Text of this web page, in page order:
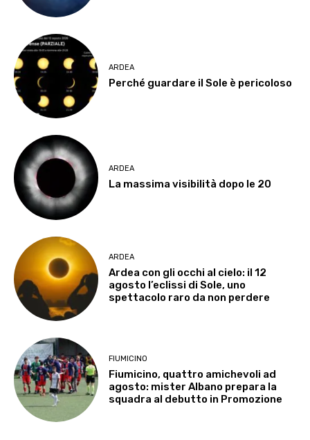
ARDEA
Perché guardare il Sole è pericoloso
ARDEA
La massima visibilità dopo le 20
ARDEA
Ardea con gli occhi al cielo: il 12
agosto l’eclissi di Sole, uno
spettacolo raro da non perdere
FIUMICINO
Fiumicino, quattro amichevoli ad
agosto: mister Albano prepara la
squadra al debutto in Promozione